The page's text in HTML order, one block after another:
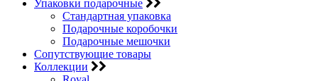
Упаковки подарочные
Стандартная упаковка
Подарочные коробочки
Подарочные мешочки
Сопутствующие товары
Коллекции